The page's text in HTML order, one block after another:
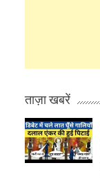
ताज़ा खबरें